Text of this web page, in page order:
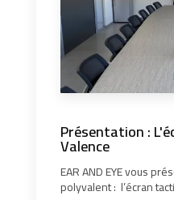
Présentation :
Valence
EAR AND EYE vous
polyvalent : l’écran